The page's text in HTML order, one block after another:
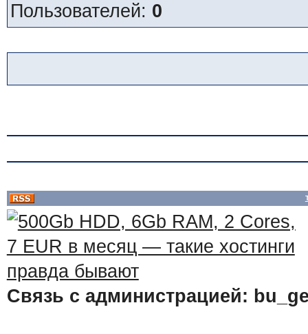
Пользователей: 0
Связь с администрацией: